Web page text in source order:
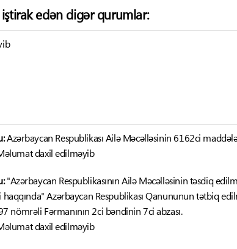
edən digər qurumlar:
Azərbaycan Respublikası Ailə Məcəlləsinin 6162ci
daxil edilməyib
"Azərbaycan Respublikasının Ailə Məcəlləsinin təsdiq
Azərbaycan Respublikası Qanununun tətbiq
nömrəli Fərmanının 2ci bəndinin 7ci abzası.
daxil edilməyib